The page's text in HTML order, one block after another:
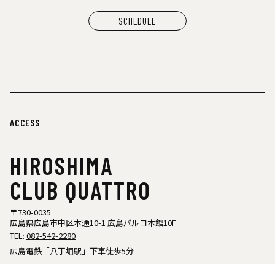
SCHEDULE
ACCESS
HIROSHIMA
CLUB QUATTRO
〒730-0035
広島県広島市中区本通10-1 広島パルコ本館10F
TEL: 082-542-2280
広島電鉄「八丁堀駅」下車徒歩5分